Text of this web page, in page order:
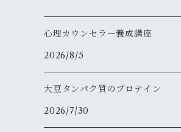
心理カウンセラー養成講座
2026/8/5
大豆タンパク質のプロテイン
2026/7/30